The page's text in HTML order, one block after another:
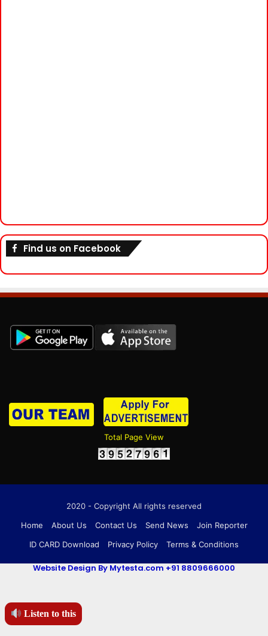
Listen to this
Find us on Facebook
Total Page View
2020 - Copyright All rights reserved
Home
About Us Contact Us Send News
Join Reporter
ID CARD Download
Privacy Policy Terms & Conditions
Website Design By Mytesta.com +91 8809666000